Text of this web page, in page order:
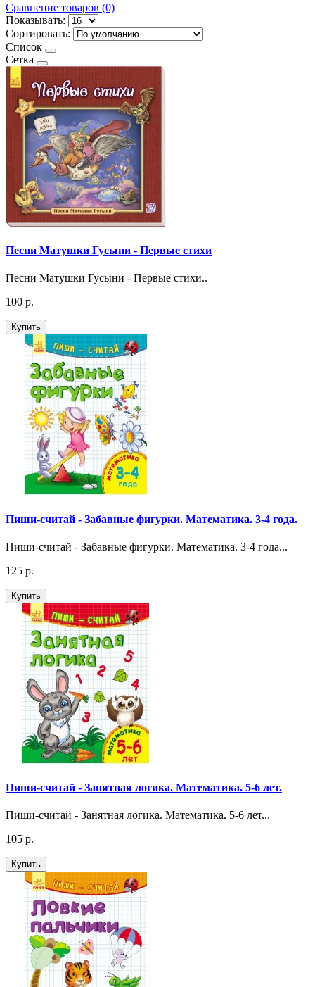
Сравнение товаров (0)
Показывать:
Сортировать:
Список
Сетка
Песни Матушки Гусыни - Первые стихи
Песни Матушки Гусыни - Первые стихи..
100 р.
Купить
Пиши-считай - Забавные фигурки. Математика. 3-4 года.
Пиши-считай - Забавные фигурки. Математика. 3-4 года...
125 р.
Купить
Пиши-считай - Занятная логика. Математика. 5-6 лет.
Пиши-считай - Занятная логика. Математика. 5-6 лет...
105 р.
Купить